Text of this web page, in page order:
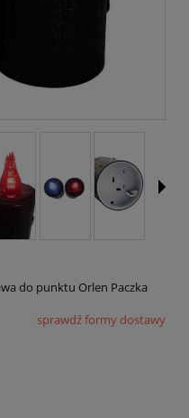
do punktu Orlen Paczka
płatności
sprawdź formy dostawy